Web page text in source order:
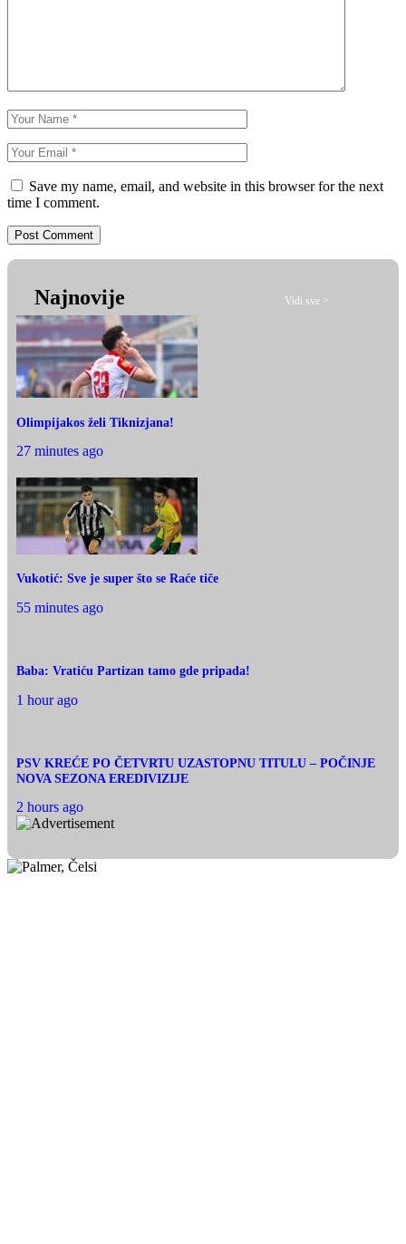
Save my name, email, and website in this browser for the next
time I comment.
Najnovije Vidi sve >
Olimpijakos želi Tiknizjana!
27 minutes ago
Vukotić: Sve je super što se Raće tiče
55 minutes ago
Baba: Vratiću Partizan tamo gde pripada!
1 hour ago
PSV KREĆE PO ČETVRTU UZASTOPNU TITULU – POČINJE
NOVA SEZONA EREDIVIZIJE
2 hours ago